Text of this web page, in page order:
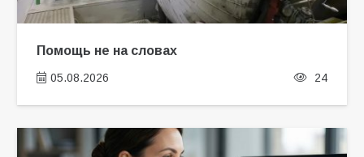
Помощь не на словах
05.08.2026 24